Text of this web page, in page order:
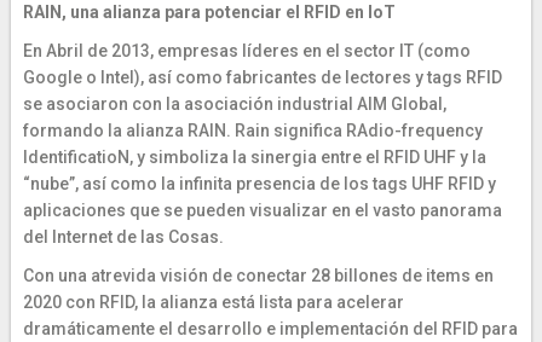
RAIN, una alianza para potenciar el RFID en IoT
En Abril de 2013, empresas líderes en el sector IT (como
Google o Intel), así como fabricantes de lectores y tags RFID
se asociaron con la asociación industrial AIM Global,
formando la alianza RAIN. Rain significa RAdio-frequency
IdentificatioN, y simboliza la sinergia entre el RFID UHF y la
“nube”, así como la infinita presencia de los tags UHF RFID y
aplicaciones que se pueden visualizar en el vasto panorama
del Internet de las Cosas.
Con una atrevida visión de conectar 28 billones de items en
2020 con RFID, la alianza está lista para acelerar
dramáticamente el desarrollo e implementación del RFID para